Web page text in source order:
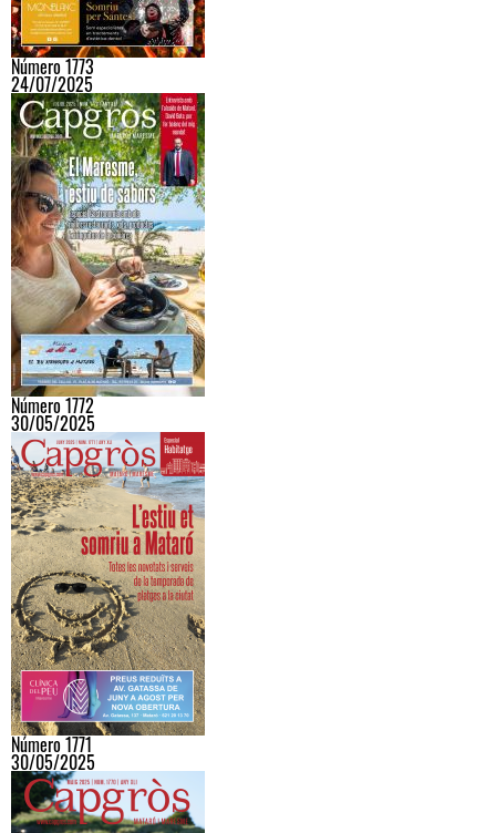
Número 1773
24/07/2025
Número 1772
30/05/2025
Número 1771
30/05/2025